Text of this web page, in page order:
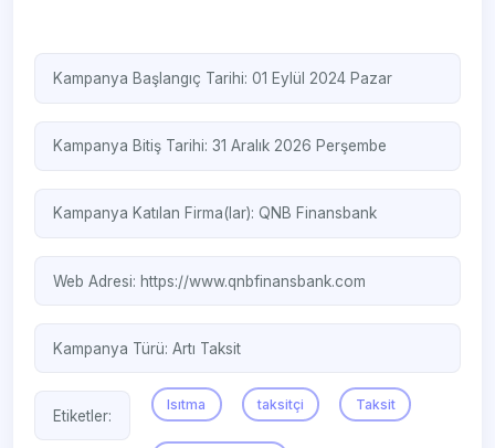
Kampanya Başlangıç Tarihi: 01 Eylül 2024 Pazar
Kampanya Bitiş Tarihi: 31 Aralık 2026 Perşembe
Kampanya Katılan Firma(lar):QNB Finansbank
Web Adresi:https://www.qnbfinansbank.com
Kampanya Türü:Artı Taksit
Etiketler:
Isıtma taksitçi Taksit